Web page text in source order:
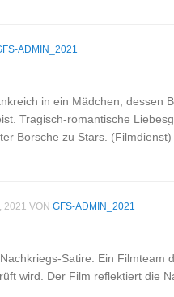
ADMIN_2021
in ein Mädchen, dessen
Tragisch-romantische
Borsche zu Stars. (Filmdienst)
2021 VON GFS-ADMIN_2021
Satire. Ein Filmteam
wird. Der Film reflektiert die